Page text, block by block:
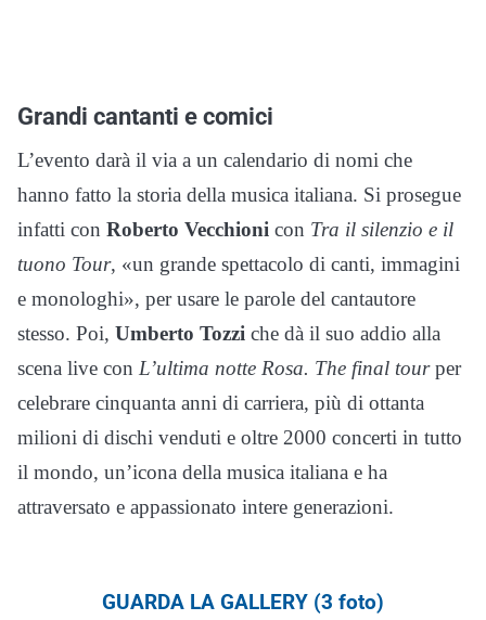
Grandi cantanti e comici
L’evento darà il via a un calendario di nomi che
hanno fatto la storia della musica italiana. Si prosegue
infatti con Roberto Vecchioni con Tra il silenzio e il
tuono Tour, «un grande spettacolo di canti, immagini
e monologhi», per usare le parole del cantautore
stesso. Poi, Umberto Tozzi che dà il suo addio alla
scena live con L’ultima notte Rosa. The final tourper
celebrare cinquanta anni di carriera, più di ottanta
milioni di dischi venduti e oltre 2000 concerti in tutto
il mondo, un’icona della musica italiana e ha
attraversato e appassionato intere generazioni.
GUARDA LA GALLERY (3 foto)